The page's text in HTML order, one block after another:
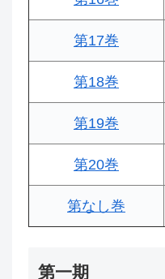
第17巻
第18巻
第19巻
第20巻
第なし巻
第一期